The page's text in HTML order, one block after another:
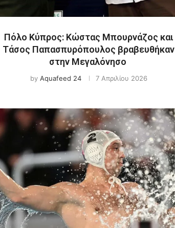
Πόλο Κύπρος: Κώστας Μπουρνάζος και
Τάσος Παπασπυρόπουλος βραβευθήκαν
στην Μεγαλόνησο
by Aquafeed 24 7 Απριλίου 2026